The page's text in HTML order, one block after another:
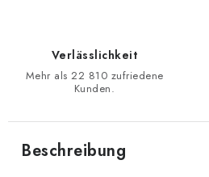
Verlässlichkeit
Mehr als 22 810 zufriedene
Kunden.
Beschreibung